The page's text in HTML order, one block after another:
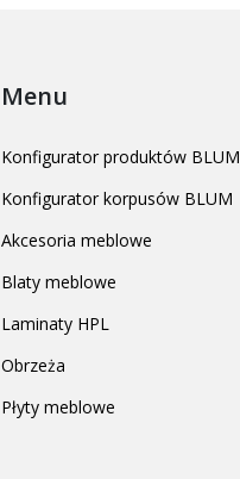
Menu
Konfigurator produktów BLUM
Konfigurator korpusów BLUM
Akcesoria meblowe
Blaty meblowe
Laminaty HPL
Obrzeża
Płyty meblowe